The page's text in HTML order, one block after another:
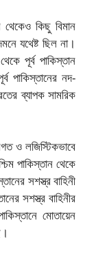
কিছু বিমান
যথেষ্ট ছিল না।
পূর্ব পাকিস্তান
পাকিস্তানের নদ-
ব্যাপক সামরিক
ও লজিস্টিকভাবে
পাকিস্তান থেকে
সশস্ত্র বাহিনী
সশস্ত্র বাহিনীর
মোতায়েন